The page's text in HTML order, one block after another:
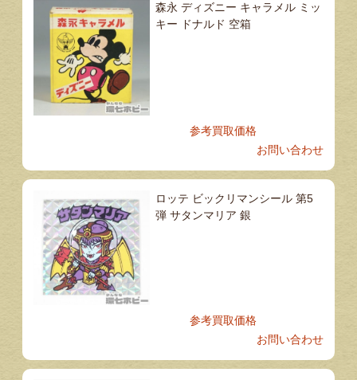
森永 ディズニー キャラメル ミッ
キー ドナルド 空箱
参考買取価格
お問い合わせ
ロッテ ビックリマンシール 第5
弾 サタンマリア 銀
参考買取価格
お問い合わせ